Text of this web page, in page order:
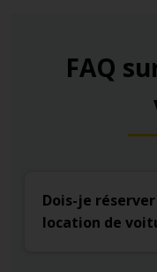
FAQ
Dois-je réserver
location de